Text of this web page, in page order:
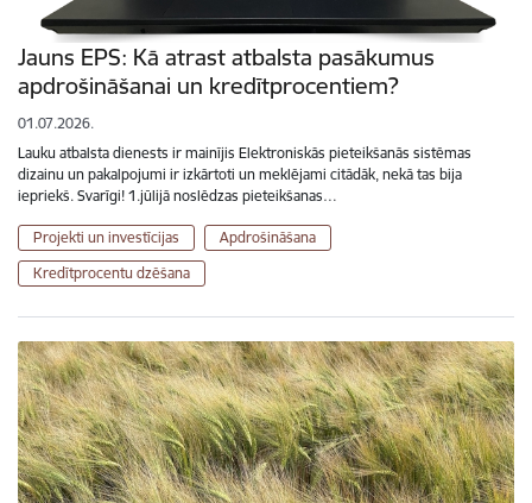
Jauns EPS: Kā atrast atbalsta pasākumus
apdrošināšanai un kredītprocentiem?
01.07.2026.
Lauku atbalsta dienests ir mainījis Elektroniskās pieteikšanās sistēmas
dizainu un pakalpojumi ir izkārtoti un meklējami citādāk, nekā tas bija
iepriekš. Svarīgi! 1.jūlijā noslēdzas pieteikšanas…
Projekti un investīcijas
Apdrošināšana
Kredītprocentu dzēšana